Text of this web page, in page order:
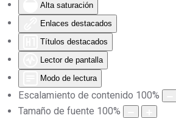
Alta saturación
Enlaces destacados
Títulos destacados
Lector de pantalla
Modo de lectura
Escalamiento de contenido 100%
Tamaño de fuente 100%